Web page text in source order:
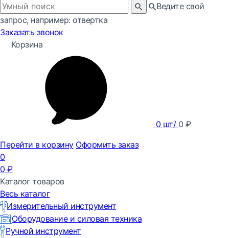
Ведите свой
запрос, например: отвертка
Заказать звонок
Корзина
0 шт/ 0 ₽
Перейти в корзину Оформить заказ
0
0 ₽
Каталог товаров
Весь каталог
Измерительный инструмент
Оборудование и силовая техника
Ручной инструмент